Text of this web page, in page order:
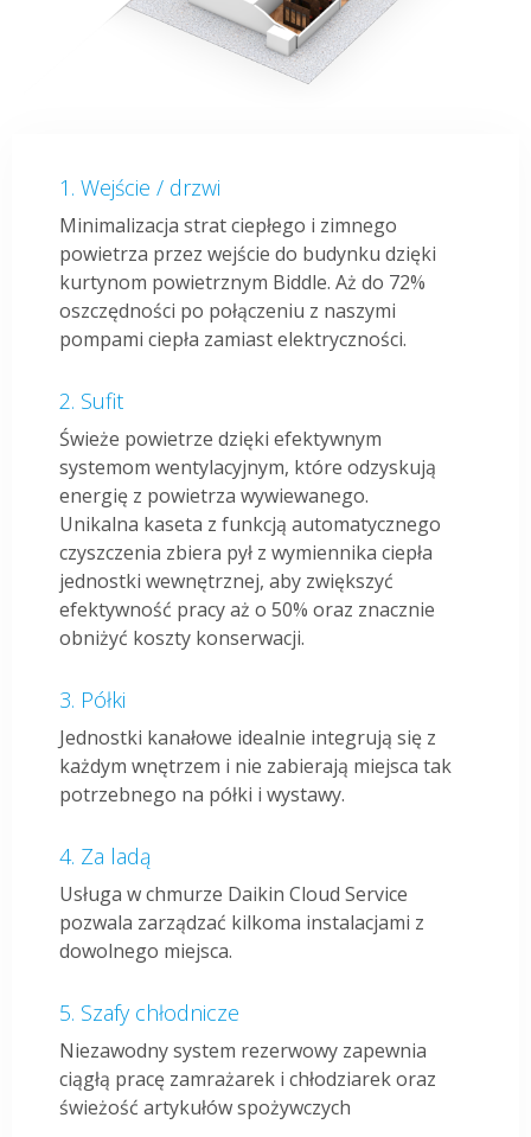
Wejście / drzwi
Minimalizacja strat ciepłego i zimnego
powietrza przez wejście do budynku dzięki
kurtynom powietrznym Biddle. Aż do 72%
oszczędności po połączeniu z naszymi
pompami ciepła zamiast elektryczności.
Sufit
Świeże powietrze dzięki efektywnym
systemom wentylacyjnym, które odzyskują
energię z powietrza wywiewanego.
Unikalna kaseta z funkcją automatycznego
czyszczenia zbiera pył z wymiennika ciepła
jednostki wewnętrznej, aby zwiększyć
efektywność pracy aż o 50% oraz znacznie
obniżyć koszty konserwacji.
Półki
Jednostki kanałowe idealnie integrują się z
każdym wnętrzem i nie zabierają miejsca tak
potrzebnego na półki i wystawy.
Za ladą
Usługa w chmurze Daikin Cloud Service
pozwala zarządzać kilkoma instalacjami z
dowolnego miejsca.
Szafy chłodnicze
Niezawodny system rezerwowy zapewnia
ciągłą pracę zamrażarek i chłodziarek oraz
świeżość artykułów spożywczych